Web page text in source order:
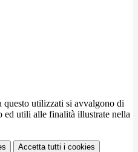
questo utilizzati si avvalgono di
ed utili alle finalità illustrate nella
Accetta tutti i cookies